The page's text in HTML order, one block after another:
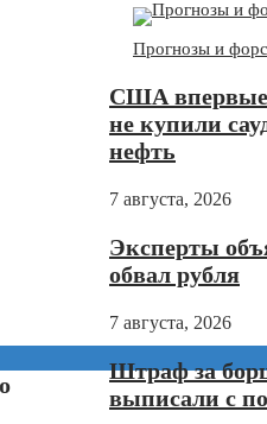
Прогнозы и
США впервые
не купили
нефть
7 августа, 2026
Эксперты
обвал рубля
7 августа, 2026
Штраф за
выписали с